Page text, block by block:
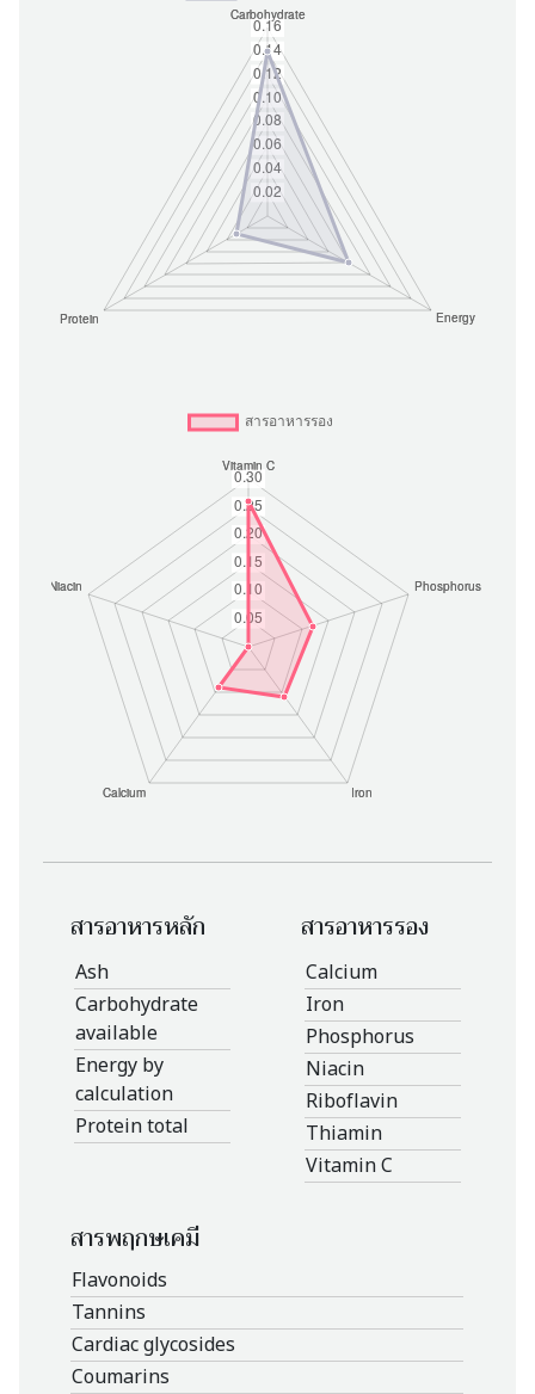
สารอาหารหลัก
Ash
Carbohydrate
available
Energy by
calculation
Protein total
สารอาหารรอง
Calcium
Iron
Phosphorus
Niacin
Riboflavin
Thiamin
Vitamin C
สารพฤกษเคมี
Flavonoids
Tannins
Cardiac glycosides
Coumarins